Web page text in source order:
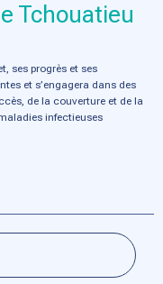
Tchouatieu
ses progrès et ses
et s’engagera dans des
de la couverture et de la
infectieuses